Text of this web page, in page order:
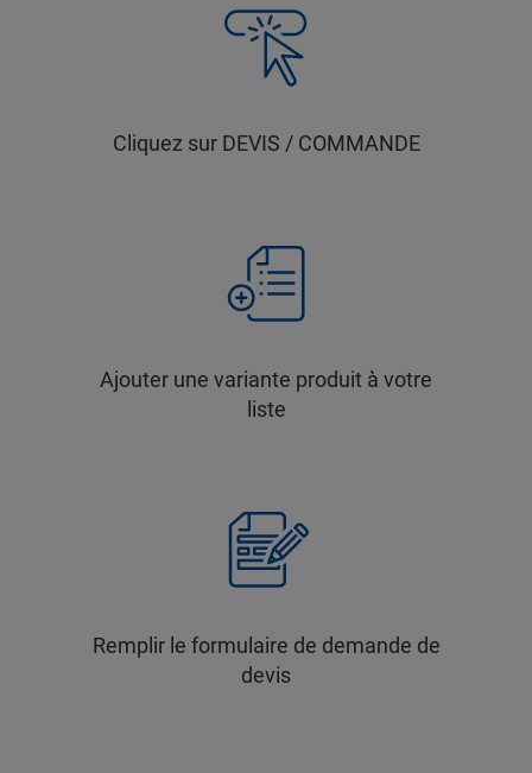
Cliquez sur DEVIS / COMMANDE
Ajouter une variante produit à votre
liste
Remplir le formulaire de demande de
devis